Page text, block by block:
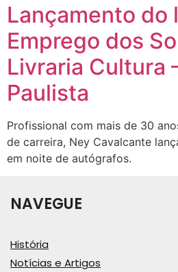
Lançamento do
Emprego dos
Livraria Cultura
Paulista
Profissional com mais de 30
de carreira, Ney Cavalcante
em noite de autógrafos.
NAVEGUE
História
Notícias e Artigos